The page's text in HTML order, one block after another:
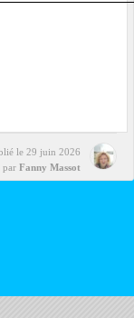
le 29 juin 2026
par Fanny Massot